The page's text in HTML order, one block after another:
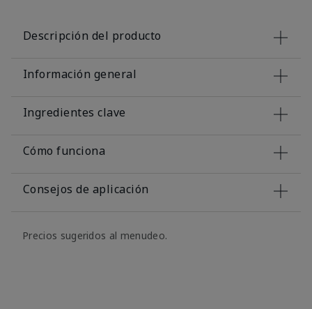
Descripción del producto
Información general
Ingredientes clave
Cómo funciona
Consejos de aplicación
Precios sugeridos al menudeo.